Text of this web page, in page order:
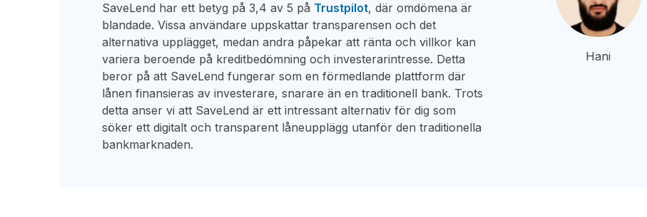
SaveLend har ett betyg på 3,4 av 5 på Trustpilot, där omdömena är
blandade. Vissa användare uppskattar transparensen och det
alternativa upplägget, medan andra påpekar att ränta och villkor kan
variera beroende på kreditbedömning och investerarintresse. Detta
beror på att SaveLend fungerar som en förmedlande plattform där
lånen finansieras av investerare, snarare än en traditionell bank. Trots
detta anser vi att SaveLend är ett intressant alternativ för dig som
söker ett digitalt och transparent låneupplägg utanför den traditionella
bankmarknaden.
Hani